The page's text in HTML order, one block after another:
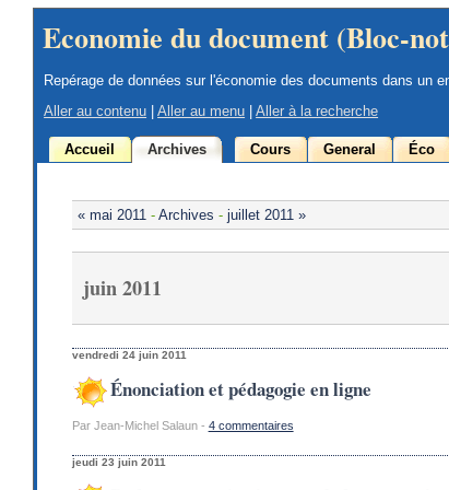
Economie du document (Bloc-
Repérage de données sur l'économie des documents dans un
Aller au contenu |Aller au menu |Aller à la recherche
Accueil Archives Cours General Éco
« mai 2011 - Archives - juillet 2011 »
juin 2011
vendredi 24 juin 2011
Énonciation et pédagogie en ligne
Par Jean-Michel Salaun - 4 commentaires
jeudi 23 juin 2011